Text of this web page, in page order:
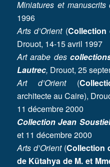
Miniatures et manuscrits
1996
Arts d’Orient (Collection
Drouot, 14-15 avril 1997
Art arabe des
Lautrec, Drouot, 25
Art d’Orient (
architecte au Caire),
11 décembre 2000
Collection Jean Soustiel
et 11 décembre 2000
Arts d’Orient (Collection
de Kütahya de M. et